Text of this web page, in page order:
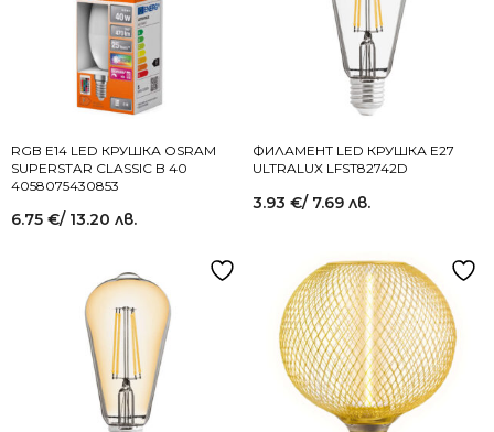
RGB Е14 LED КРУШКА OSRAM
SUPERSTAR CLASSIC B 40
4058075430853
6.75 €/ 13.20 лв.
ФИЛАМЕНТ LED КРУШКА E27
ULTRALUX LFST82742D
3.93 €/ 7.69 лв.